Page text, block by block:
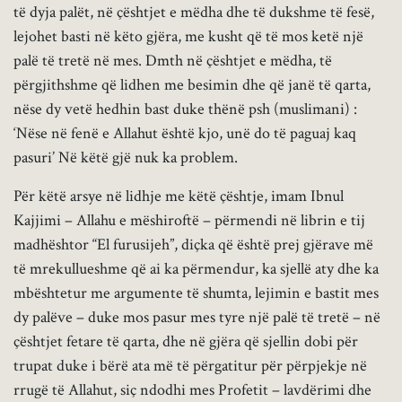
të dyja palët, në çështjet e mëdha dhe të dukshme të fesë,
lejohet basti në këto gjëra, me kusht që të mos ketë një
palë të tretë në mes. Dmth në çështjet e mëdha, të
përgjithshme që lidhen me besimin dhe që janë të qarta,
nëse dy vetë hedhin bast duke thënë psh (muslimani) :
‘Nëse në fenë e Allahut është kjo, unë do të paguaj kaq
pasuri’ Në këtë gjë nuk ka problem.
Për këtë arsye në lidhje me këtë çështje, imam Ibnul
Kajjimi – Allahu e mëshiroftë – përmendi në librin e tij
madhështor “El furusijeh”, diçka që është prej gjërave më
të mrekullueshme që ai ka përmendur, ka sjellë aty dhe ka
mbështetur me argumente të shumta, lejimin e bastit mes
dy palëve – duke mos pasur mes tyre një palë të tretë – në
çështjet fetare të qarta, dhe në gjëra që sjellin dobi për
trupat duke i bërë ata më të përgatitur për përpjekje në
rrugë të Allahut, siç ndodhi mes Profetit – lavdërimi dhe